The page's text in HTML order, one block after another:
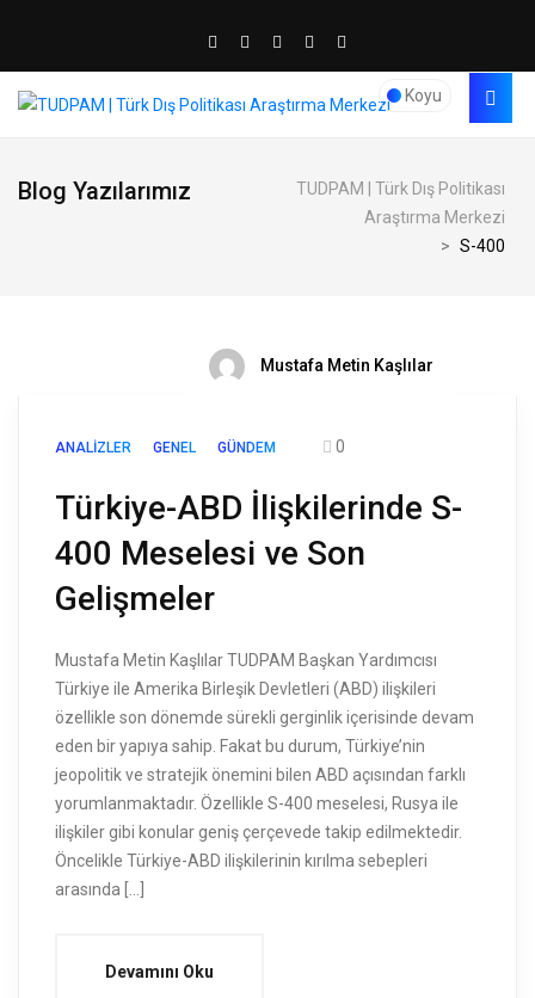
Koyu
Blog Yazılarımız
TUDPAM | Türk Dış Politikası
Araştırma Merkezi
> S-400
Mustafa Metin Kaşlılar
ANALIZLER GENEL GÜNDEM 0
Türkiye-ABD İlişkilerinde S-
400 Meselesi ve Son
Gelişmeler
Mustafa Metin Kaşlılar TUDPAM Başkan Yardımcısı
Türkiye ile Amerika Birleşik Devletleri (ABD) ilişkileri
özellikle son dönemde sürekli gerginlik içerisinde devam
eden bir yapıya sahip. Fakat bu durum, Türkiye’nin
jeopolitik ve stratejik önemini bilen ABD açısından farklı
yorumlanmaktadır. Özellikle S-400 meselesi, Rusya ile
ilişkiler gibi konular geniş çerçevede takip edilmektedir.
Öncelikle Türkiye-ABD ilişkilerinin kırılma sebepleri
arasında […]
Devamını Oku